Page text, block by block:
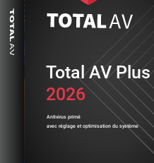
2026
Antivirus primé
avec réglage et optimisation du système
Total AV Plus